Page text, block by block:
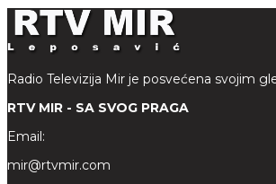
Radio Televizija Mir je posvećena svojim
RTV MIR - SA SVOG PRAGA
Email:
mir@rtvmir.com